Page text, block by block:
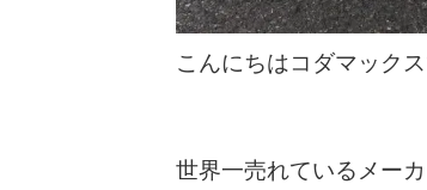
こんにちはコダマックス
世界一売れているメー